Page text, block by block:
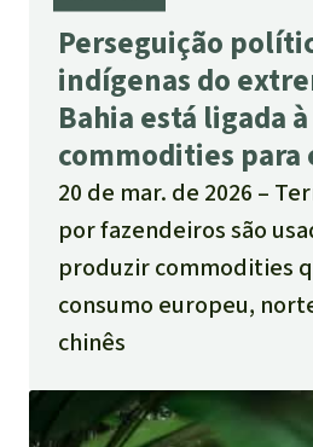
Perseguição
indígenas do
Bahia está ligada
commodities para
20 de mar. de 2026
por fazendeiros são
produzir commodities
consumo europeu,
chinês